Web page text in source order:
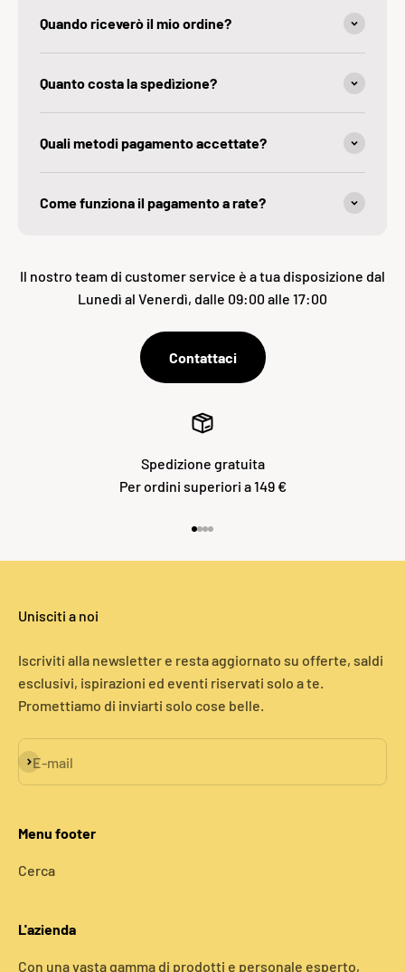
Quando riceverò il mio ordine?
Quanto costa la spedìzione?
Quali metodi pagamento accettate?
Come funziona il pagamento a rate?
Il nostro team di customer service è a tua disposizione dal
Lunedì al Venerdì, dalle 09:00 alle 17:00
Contattaci
Spedizione gratuita
Per ordini superiori a 149 €
Unisciti a noi
Iscriviti alla newsletter e resta aggiornato su offerte, saldi
esclusivi, ispirazioni ed eventi riservati solo a te.
Promettiamo di inviarti solo cose belle.
E-mail
Iscriviti alla newsletter
Menu footer
Cerca
L'azienda
Con una vasta gamma di prodotti e personale esperto,